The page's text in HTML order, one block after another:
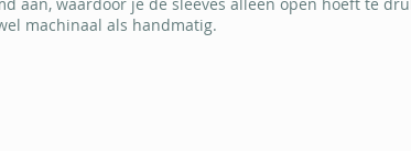
machinaal als handmatig.